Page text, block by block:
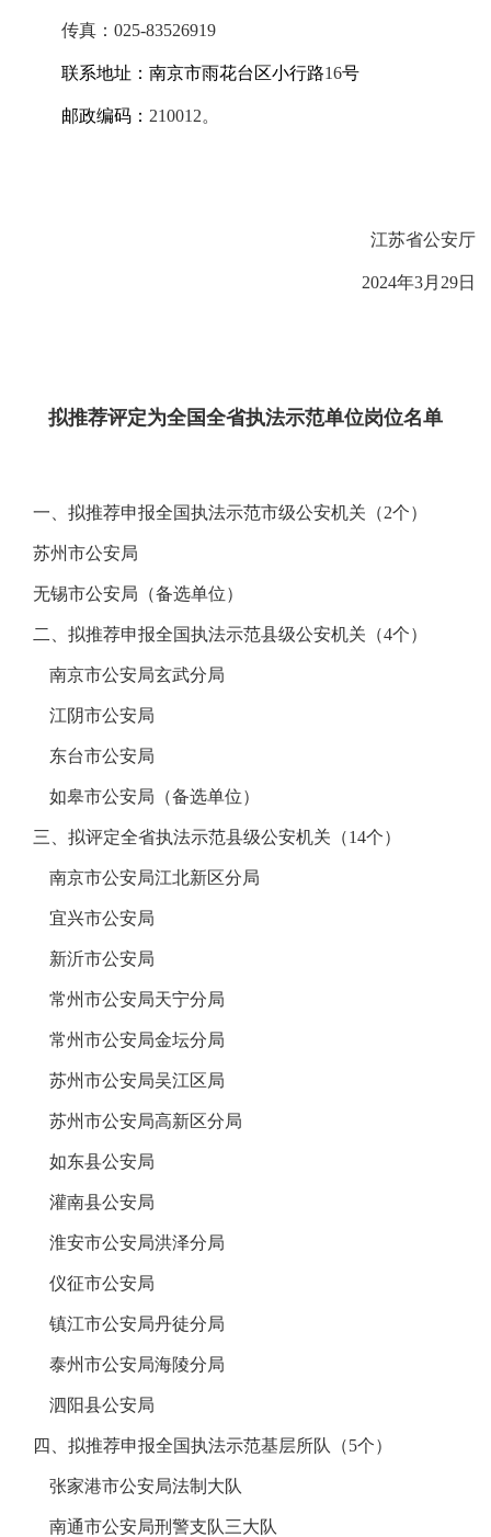
传真：025-83526919
联系地址：南京市雨花台区小行路16号
邮政编码： 210012。
江苏省公安厅
2024年3月 29日
拟推荐评定为全国全省执法示范单位岗位名单
一、拟推荐申报全国执法示范市级公安机关（2个）
苏州市公安局
无锡市公安局（备选单位）
二、拟推荐申报全国执法示范县级公安机关（4个）
南京市公安局玄武分局
江阴市公安局
东台市公安局
如皋市公安局（备选单位）
三、拟评定全省执法示范县级公安机关（14个）
南京市公安局江北新区分局
宜兴市公安局
新沂市公安局
常州市公安局天宁分局
常州市公安局金坛分局
苏州市公安局吴江区局
苏州市公安局高新区分局
如东县公安局
灌南县公安局
淮安市公安局洪泽分局
仪征市公安局
镇江市公安局丹徒分局
泰州市公安局海陵分局
泗阳县公安局
四、拟推荐申报全国执法示范基层所队（5个）
张家港市公安局法制大队
南通市公安局刑警支队三大队